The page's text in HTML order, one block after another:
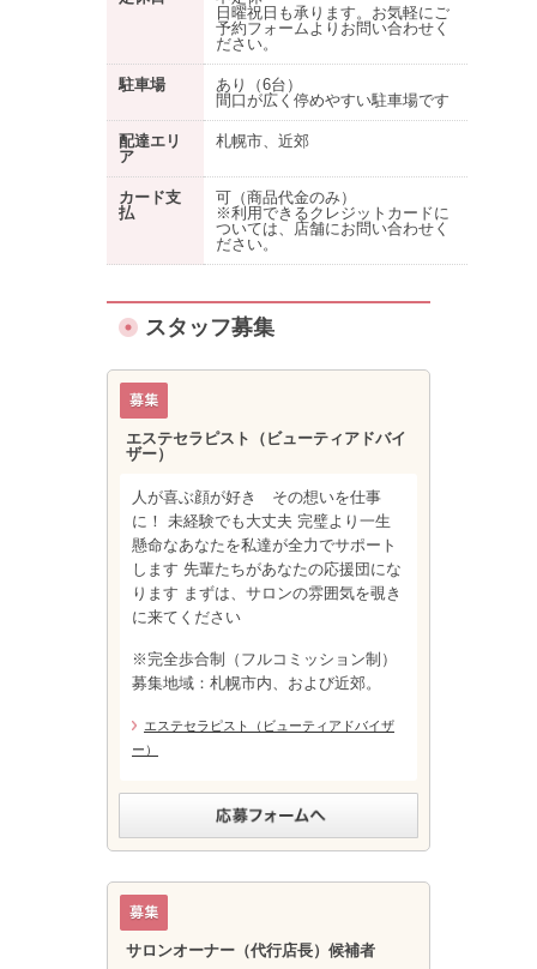
日曜祝日も承ります。お気軽にご
予約フォームよりお問い合わせく
ださい。
駐車場 あり
（6台）
間口が広く停めやすい駐車場です
配達エリ
ア
札幌市、近郊
カード支
払
可（商品代金のみ）
※利用できるクレジットカードに
ついては、店舗にお問い合わせく
ださい。
スタッフ募集
エステセラピスト（ビューティアドバイ
ザー）
人が喜ぶ顔が好き その想いを仕事
に！ 未経験でも大丈夫 完璧より一生
懸命なあなたを私達が全力でサポート
します 先輩たちがあなたの応援団にな
ります まずは、サロンの雰囲気を覗き
に来てください
※完全歩合制（フルコミッション制）
募集地域：札幌市内、および近郊。
エステセラピスト（ビューティアドバイザ
ー）
サロンオーナー（代行店長）候補者